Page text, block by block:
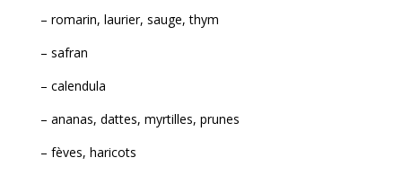
– romarin, laurier, sauge, thym
– safran
– calendula
– ananas, dattes, myrtilles, prunes
– fèves, haricots